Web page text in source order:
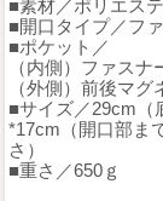
■素材／ポリエス
■開口タイプ／フ
■ポケット／
（内側）ファスナ
（外側）前後マグ
■サイズ／29cm（
*17cm（開口部ま
さ）
■重さ／650ｇ